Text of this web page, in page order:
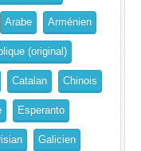
Arabe Arménien
(original)
Catalan Chinois
Esperanto
Galicien